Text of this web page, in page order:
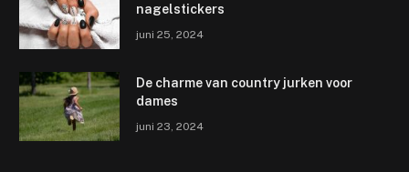
nagelstickers
juni 25, 2024
De charme van country jurken voor
dames
juni 23, 2024